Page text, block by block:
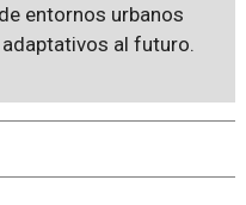
entornos urbanos
al futuro.